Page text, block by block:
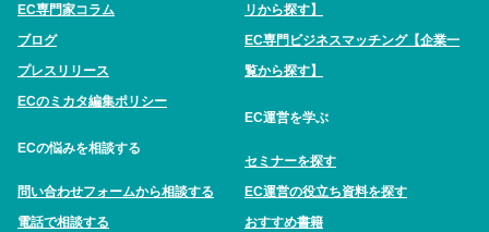
EC専門家コラム
ブログ
プレスリリース
ECのミカタ編集ポリシー
ECの悩みを相談する
問い合わせフォームから相談する
電話で相談する
リから探す】
EC専門ビジネスマッチング【企業一
覧から探す】
EC運営を学ぶ
セミナーを探す
EC運営の役立ち資料を探す
おすすめ書籍